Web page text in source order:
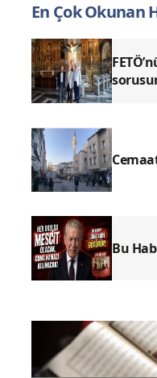
En Çok Okunan
Bu